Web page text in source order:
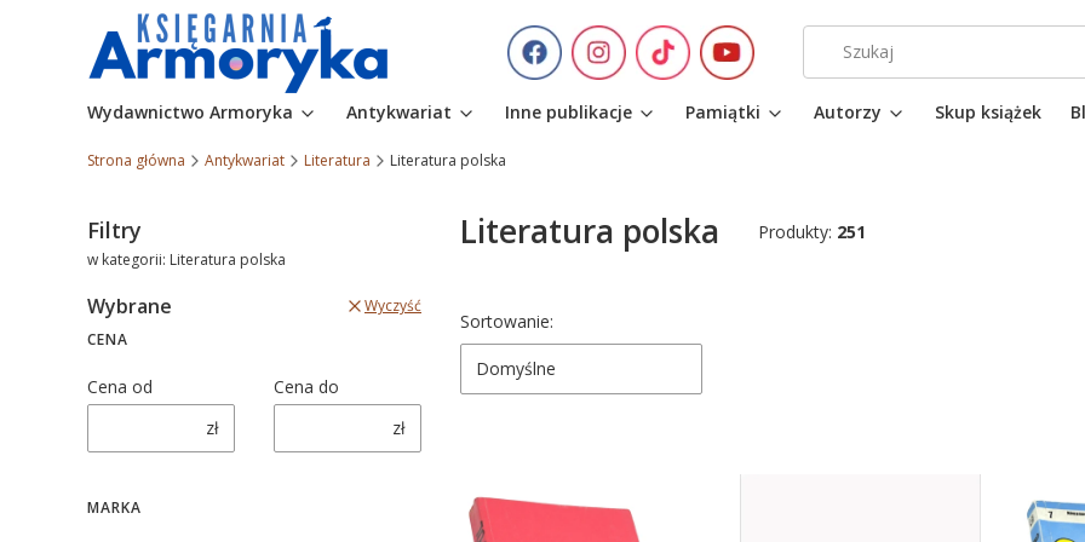
Wydawnictwo Armoryka Antykwariat Inne publikacje Pamiątki Autorzy Skup książek
Strona główna Antykwariat Literatura Literatura polska
Filtry
w kategorii: Literatura polska
Wybrane
Wyczyść
CENA
Cena od
zł
Cena do
zł
MARKA
Literatura polska Produkty: 251
Lista produktów
Sortowanie:
Domyślne